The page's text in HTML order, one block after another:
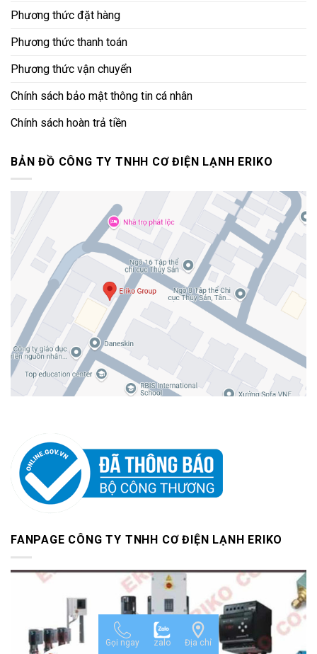
Phương thức đặt hàng
Phương thức thanh toán
Phương thức vận chuyển
Chính sách bảo mật thông tin cá nhân
Chính sách hoàn trả tiền
BẢN ĐỒ CÔNG TY TNHH CƠ ĐIỆN LẠNH ERIKO
FANPAGE CÔNG TY TNHH CƠ ĐIỆN LẠNH ERIKO
Gọi ngay zalo Địa chỉ